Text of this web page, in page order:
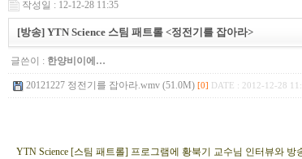
작성일 : 12-12-28 11:35
[방송] YTN Science 스팀 패트롤 <정전기를 잡아라>
글쓴이 : 한양비이에…
20121227 정전기를 잡아라.wmv (51.0M) [0] DATE : 2012-12-28
YTN Science [스팀 패트롤] 프로그램에 황북기 교수님 인터뷰와